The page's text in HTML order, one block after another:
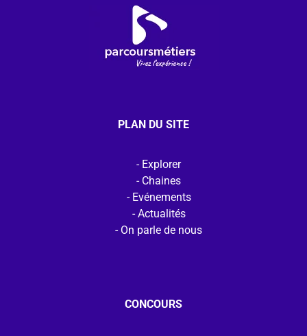
PLAN DU SITE
Explorer
Chaines
Evénements
Actualités
On parle de nous
CONCOURS